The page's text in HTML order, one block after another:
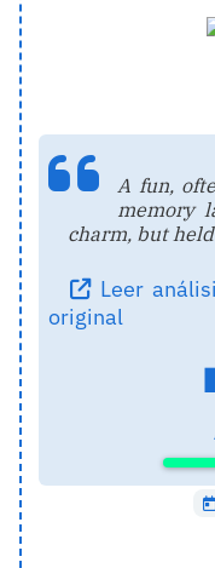
A fun,
memory
charm, but
Leer
original